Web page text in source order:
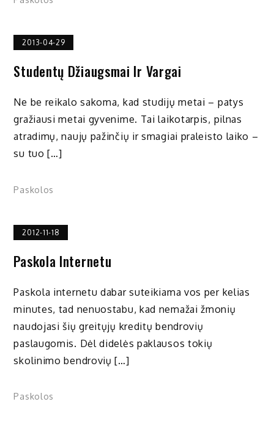
2013-04-29
Studentų Džiaugsmai Ir Vargai
Ne be reikalo sakoma, kad studijų metai – patys
gražiausi metai gyvenime. Tai laikotarpis, pilnas
atradimų, naujų pažinčių ir smagiai praleisto laiko –
su tuo […]
Paskolos
2012-11-18
Paskola Internetu
Paskola internetu dabar suteikiama vos per kelias
minutes, tad nenuostabu, kad nemažai žmonių
naudojasi šių greitųjų kreditų bendrovių
paslaugomis. Dėl didelės paklausos tokių
skolinimo bendrovių […]
Paskolos